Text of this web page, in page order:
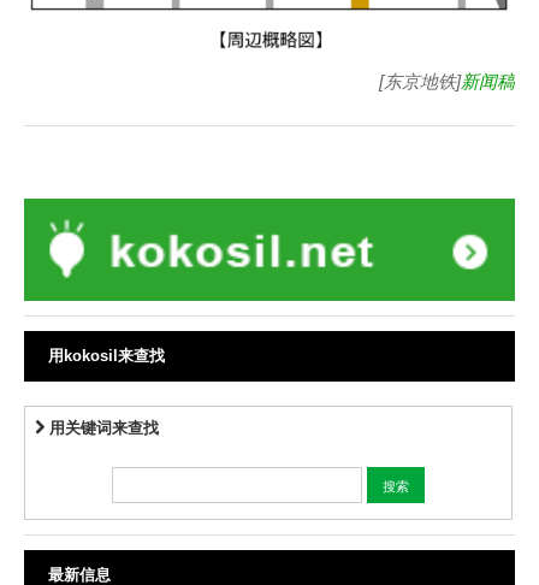
[东京地铁]新闻稿
用kokosil来查找
用关键词来查找
最新信息